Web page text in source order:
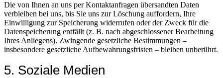
Die von Ihnen an uns per Kontaktanfragen übersandten Daten
verbleiben bei uns, bis Sie uns zur Löschung auffordern, Ihre
Einwilligung zur Speicherung widerrufen oder der Zweck für die
Datenspeicherung entfällt (z. B. nach abgeschlossener Bearbeitung
Ihres Anliegens). Zwingende gesetzliche Bestimmungen –
insbesondere gesetzliche Aufbewahrungsfristen – bleiben unberührt.
5. Soziale Medien